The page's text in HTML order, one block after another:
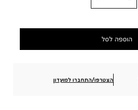
הוספה לסל
הצטרפו/התחברו למועדון